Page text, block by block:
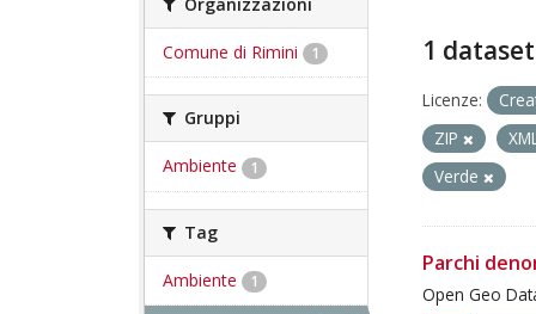
Comune di Rimini 1
Gruppi
Ambiente 1
Tag
Ambiente 1
1
Licenze:
ZIP
Verde
Parchi
Open Geo